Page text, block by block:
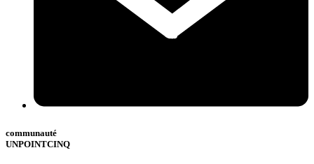
communauté
UNPOINTCINQ